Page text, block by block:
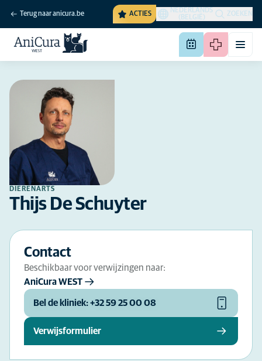
Terug naar anicura.be ACTIES
NEDERLANDS
(BELGIË)
ZOEKEN
DIERENARTS
Thijs De Schuyter
Contact
Beschikbaar voor verwijzingen naar:
AniCura WEST
Bel de kliniek: +32 59 25 00 08
Verwijsformulier